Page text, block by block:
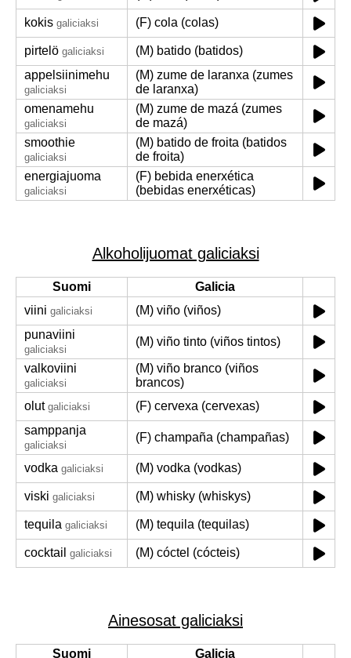
kokis galiciaksi (F) cola (colas)
pirtelö galiciaksi
(M) batido (batidos)
appelsiinimehu
galiciaksi
(M) zume de laranxa (zumes
de laranxa)
omenamehu
galiciaksi
(M) zume de mazá (zumes
de mazá)
smoothie
galiciaksi
(M) batido de froita (batidos
de froita)
energiajuoma
galiciaksi
(F) bebida enerxética
(bebidas enerxéticas)
Alkoholijuomat galiciaksi
Suomi
Galicia
viini galiciaksi
(M) viño (viños)
punaviini
galiciaksi
(M) viño tinto (viños tintos)
valkoviini
galiciaksi
(M) viño branco (viños
brancos)
olut galiciaksi
(F) cervexa (cervexas)
samppanja
galiciaksi
(F) champaña (champañas)
vodka galiciaksi (M) vodka (vodkas)
viski galiciaksi (M) whisky (whiskys)
tequila galiciaksi (M) tequila (tequilas)
cocktail galiciaksi (M) cóctel (cócteis)
Ainesosat galiciaksi
Suomi
Galicia